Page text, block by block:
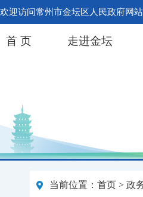
欢迎访问常州市金坛区人民政府网站
首 页 走进金坛
当前位置： 首页 > 政